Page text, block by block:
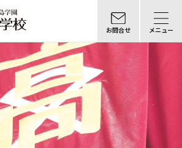
お問合せ メニュー